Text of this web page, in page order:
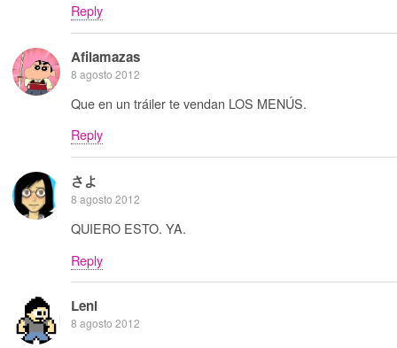
Reply
Afilamazas
8 agosto 2012
Que en un tráiler te vendan LOS MENÚS.
Reply
さよ
8 agosto 2012
QUIERO ESTO. YA.
Reply
Leni
8 agosto 2012